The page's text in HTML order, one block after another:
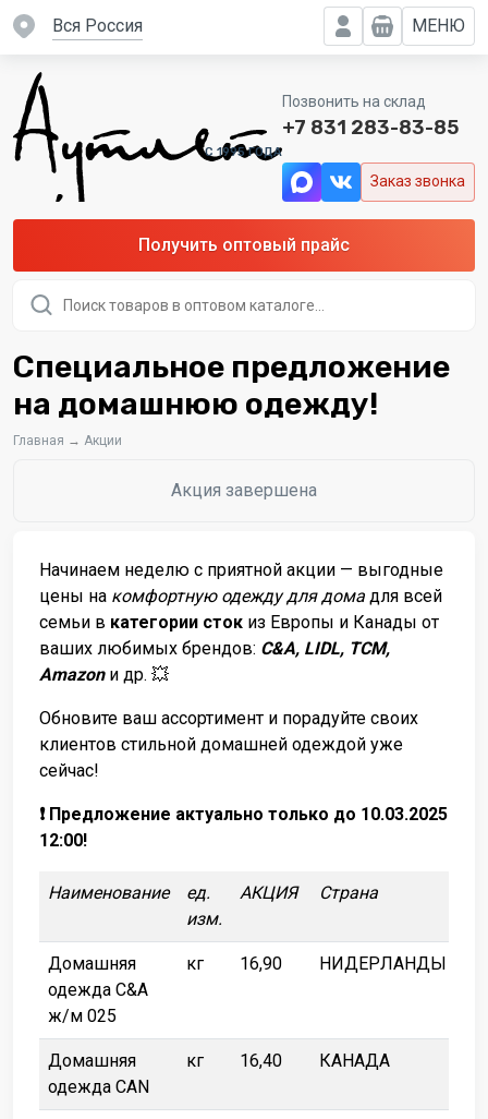
вся Россия МЕНЮ
C 1995 ГОДА
Позвонить на склад
+7 831 283-83-85
Заказ звонка
Получить оптовый прайс
товаров
Специальное предложение
на домашнюю одежду!
Главная → Акции
Акция завершена
Начинаем неделю с приятной акции — выгодные
цены на комфортную одежду для дома для всей
семьи в категории сток из Европы и Канады от
ваших любимых брендов: C&A, LIDL, TCM,
Amazon и др. 💥
Обновите ваш ассортимент и порадуйте своих
клиентов стильной домашней одеждой уже
сейчас!
❗️ Предложение актуально только до 10.03.2025
12:00!
Наименование
ед.
изм.
АКЦИЯ Страна
Домашняя
одежда C&A
ж/м 025
кг 16,90 НИДЕРЛАНДЫ
Домашняя
одежда CAN
кг 16,40 КАНАДА